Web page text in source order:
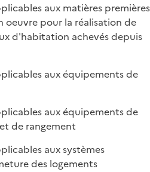
aux matières premières
oeuvre pour la réalisation de
d'habitation achevés depuis
aux équipements de
aux équipements de
de rangement
aux systèmes
des logements